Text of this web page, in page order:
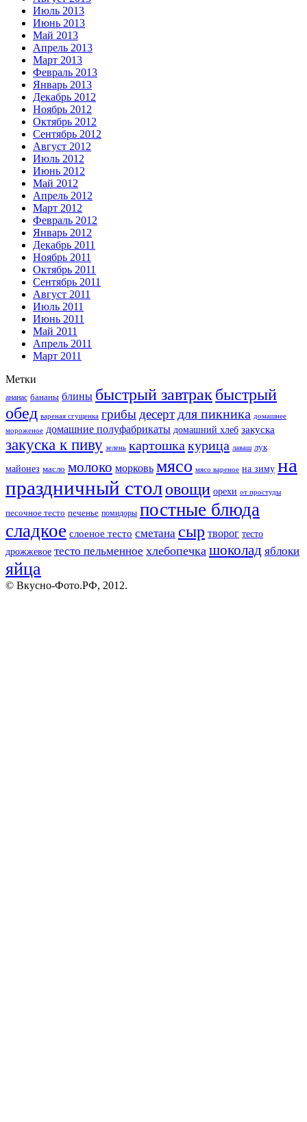
Июль 2013
Июнь 2013
Май 2013
Апрель 2013
Март 2013
Февраль 2013
Январь 2013
Декабрь 2012
Ноябрь 2012
Октябрь 2012
Сентябрь 2012
Август 2012
Июль 2012
Июнь 2012
Май 2012
Апрель 2012
Март 2012
Февраль 2012
Январь 2012
Декабрь 2011
Ноябрь 2011
Октябрь 2011
Сентябрь 2011
Август 2011
Июль 2011
Июнь 2011
Май 2011
Апрель 2011
Март 2011
Метки
ананас бананы блины быстрый завтракбыстрый
обед вареная сгущенка грибыдесерт для пикника домашнее
мороженое домашние полуфабрикаты домашний хлеб закуска
закуска к пиву зелень картошка курица лаваш лук
майонез масло молоко морковь мясо мясо вареное на зиму на
праздничный столовощи орехи от простуды
песочное тесто печенье помидоры постные блюда
сладкое слоеное тесто сметана сыр творог тесто
дрожжевое тесто пельменное хлебопечка шоколад яблоки
яйца
© Вкусно-Фото.РФ, 2012.